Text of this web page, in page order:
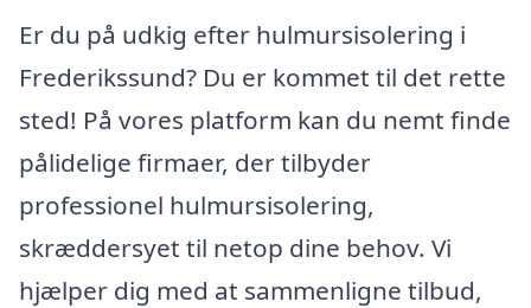
Er du på udkig efter hulmursisolering i
Frederikssund? Du er kommet til det rette
sted! På vores platform kan du nemt finde
pålidelige firmaer, der tilbyder
professionel hulmursisolering,
skræddersyet til netop dine behov. Vi
hjælper dig med at sammenligne tilbud,